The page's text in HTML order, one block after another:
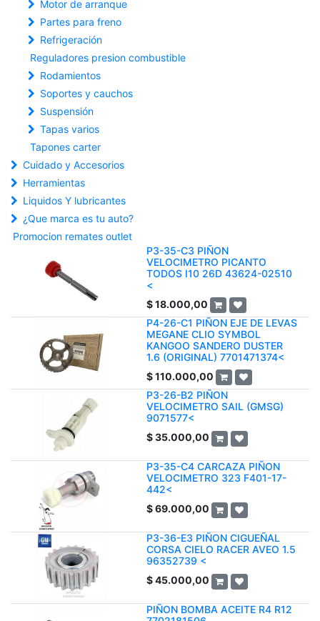
Motor de arranque
Partes para freno
Refrigeración
Reguladores presion combustible
Rodamientos
Soportes y cauchos
Suspensión
Tapas varios
Tapones carter
Cuidado y Accesorios
Herramientas
Liquidos Y lubricantes
¿Que marca es tu auto?
Promocion remates outlet
P3-35-C3 PIÑON
VELOCIMETRO PICANTO
TODOS I10 26D 43624-02510
<
$18.000,00
P4-26-C1 PIÑON EJE DE LEVAS
MEGANE CLIO SYMBOL
KANGOO SANDERO DUSTER
1.6 (ORIGINAL) 7701471374<
$110.000,00
P3-26-B2 PIÑON
VELOCIMETRO SAIL (GMSG)
9071577<
$35.000,00
P3-35-C4 CARCAZA PIÑON
VELOCIMETRO 323 F401-17-
442<
$69.000,00
P3-36-E3 PIÑON CIGUEÑAL
CORSA CIELO RACER AVEO 1.5
96352739 <
$45.000,00
PIÑON BOMBA ACEITE R4 R12